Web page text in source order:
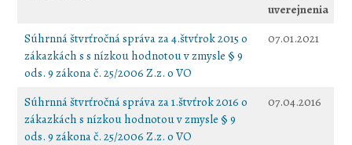
uverejnenia
Súhrnná štvrťročná správa za 4.štvťrok 2015 o
zákazkách s s nízkou hodnotou v zmysle § 9
ods. 9 zákona č. 25/2006 Z.z. o VO
07.01.2021
Súhrnná štvrťročná správa za 1.štvťrok 2016 o
zákazkách s nízkou hodnotou v zmysle § 9
ods. 9 zákona č. 25/2006 Z.z. o VO
07.04.2016